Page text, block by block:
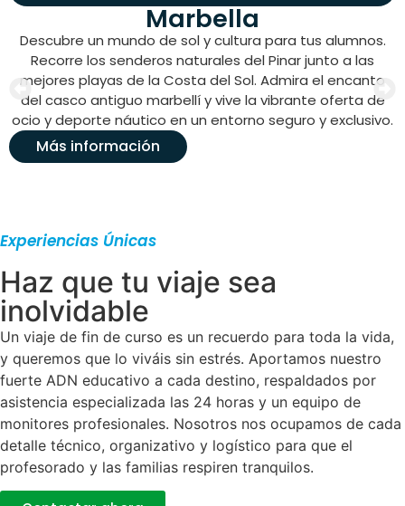
Marbella
Descubre un mundo de sol y cultura para tus alumnos.
Recorre los senderos naturales del Pinar junto a las
mejores playas de la Costa del Sol. Admira el encanto
del casco antiguo marbellí y vive la vibrante oferta de
ocio y deporte náutico en un entorno seguro y exclusivo.
Más información
Experiencias Únicas
Haz que tu viaje sea
inolvidable
Un viaje de fin de curso es un recuerdo para toda la vida,
y queremos que lo viváis sin estrés. Aportamos nuestro
fuerte ADN educativo a cada destino, respaldados por
asistencia especializada las 24 horas y un equipo de
monitores profesionales. Nosotros nos ocupamos de cada
detalle técnico, organizativo y logístico para que el
profesorado y las familias respiren tranquilos.